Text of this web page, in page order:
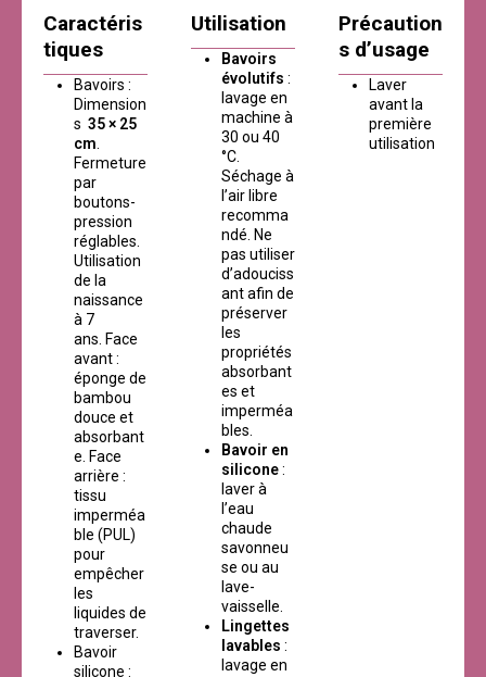
Caractéris
tiques
Bavoirs :
Dimension
s 35 × 25
cm
Fermeture
par
boutons-
pression
réglables.
Utilisation
de la
naissance
à 7
ans. Face
avant :
éponge de
bambou
douce et
absorbant
e. Face
arrière :
tissu
imperméa
ble (PUL)
pour
empêcher
les
liquides de
traverser.
Bavoir
silicone :
Utilisation
Bavoirs
évolutifs :
lavage en
machine à
30 ou 40
°C.
Séchage à
l’air libre
recomma
ndé. Ne
pas utiliser
d’adouciss
ant afin de
préserver
les
propriétés
absorbant
es et
imperméa
bles.
Bavoir en
silicone:
laver à
l’eau
chaude
savonneu
se ou au
lave-
vaisselle.
Lingettes
lavables :
lavage en
Précaution
s d’usage
Laver
avant la
première
utilisation